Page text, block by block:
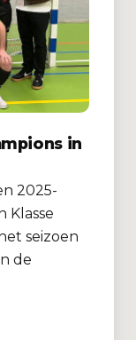
in
2025-
Klasse
seizoen
de